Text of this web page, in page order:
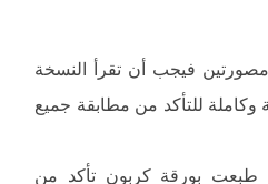
فيجب أن تقرأ النسخة
وكاملة للتأكد من مطابقة جميع
طبعت بورقة كربون تأكد من